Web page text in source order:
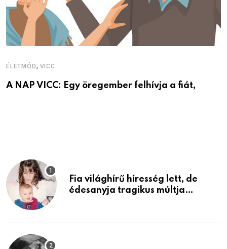
ÉLETMÓD, VICC
A NAP VICC: Egy öregember felhívja a fiát,
Fia világhírű híresség lett, de
édesanyja tragikus múltja